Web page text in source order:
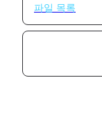
파일 목록